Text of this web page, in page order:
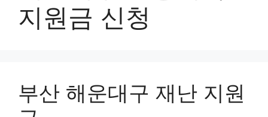
지원금 신청
부산 해운대구 재난 지원